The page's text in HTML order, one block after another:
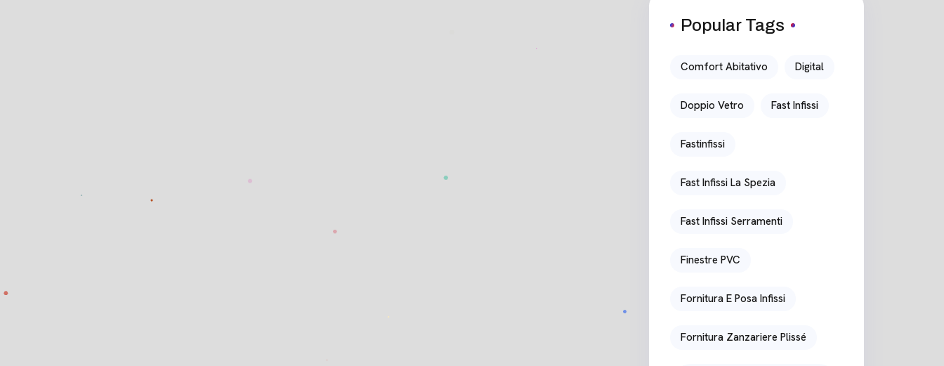
Popular Tags
Comfort Abitativo Digital
Doppio Vetro Fast Infissi
Fastinfissi
Fast Infissi La Spezia
Fast Infissi Serramenti
Finestre PVC
Fornitura E Posa Infissi
Fornitura Zanzariere Plissé